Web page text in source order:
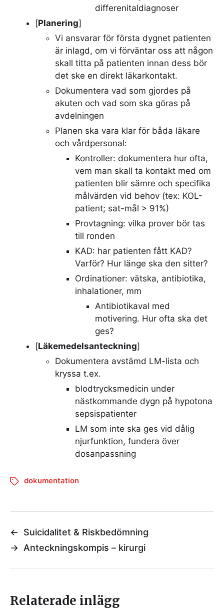
differenitaldiagnoser
[Planering]
Vi ansvarar för första dygnet patienten
är inlagd, om vi förväntar oss att någon
skall titta på patienten innan dess bör
det ske en direkt läkarkontakt.
Dokumentera vad som gjordes på
akuten och vad som ska göras på
avdelningen
Planen ska vara klar för båda läkare
och vårdpersonal:
Kontroller: dokumentera hur ofta,
vem man skall ta kontakt med om
patienten blir sämre och specifika
målvärden vid behov (tex: KOL-
patient; sat-mål > 91%)
Provtagning: vilka prover bör tas
till ronden
KAD: har patienten fått KAD?
Varför? Hur länge ska den sitter?
Ordinationer: vätska, antibiotika,
inhalationer, mm
Antibiotikaval med
motivering. Hur ofta ska det
ges?
[Läkemedelsanteckning]
Dokumentera avstämd LM-lista och
kryssa t.ex.
blodtrycksmedicin under
nästkommande dygn på hypotona
sepsispatienter
LM som inte ska ges vid dålig
njurfunktion, fundera över
dosanpassning
dokumentation
←
Suicidalitet & Riskbedömning
→ Anteckningskompis – kirurgi
Relaterade inlägg